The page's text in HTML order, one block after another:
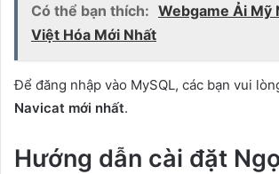
Có thể bạn thích: Webgame Ải Mỹ
Việt Hóa Mới Nhất
Để đăng nhập vào MySQL, các bạn vui
Navicat mới nhất.
Hướng dẫn cài đặt